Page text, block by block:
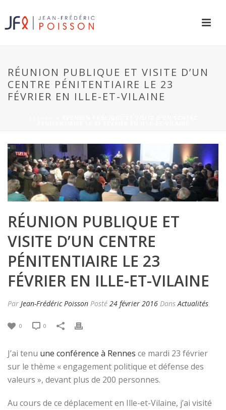
RÉUNION PUBLIQUE ET VISITE D’UN
CENTRE PÉNITENTIAIRE LE 23
FÉVRIER EN ILLE-ET-VILAINE
RÉUNION PUBLIQUE ET
VISITE D’UN CENTRE
PÉNITENTIAIRE LE 23
FÉVRIER EN ILLE-ET-VILAINE
Par Jean-Frédéric Poisson Posté 24 février 2016 DansActualités
0 0
J’ai tenu une conférence à Rennes ce mardi 23 février
sur le thème « engagement politique et défense des
valeurs », devant plus de 200 personnes.
Au cours de ce déplacement en Ille-et-Vilaine, j’ai visité